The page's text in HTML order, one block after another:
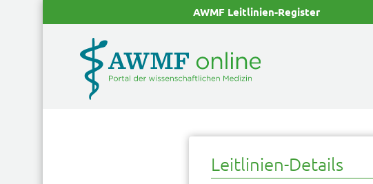
AWMF Leitlinien-Register
Leitlinien-Details